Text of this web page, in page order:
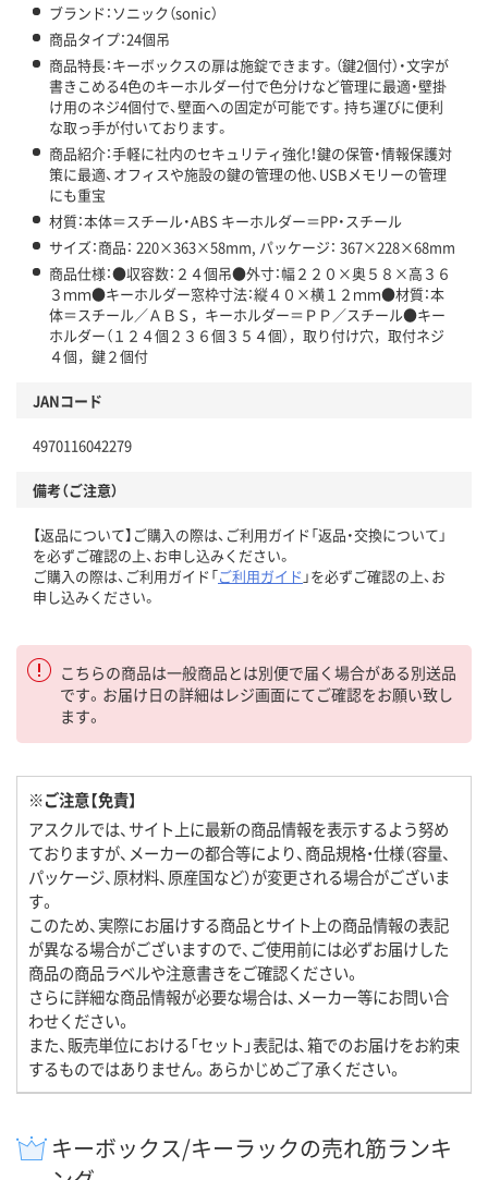
ブランド：ソニック（sonic）
商品タイプ：24個吊
商品特長：キーボックスの扉は施錠できます。（鍵2個付）・文字が
書きこめる4色のキーホルダー付で色分けなど管理に最適・壁掛
け用のネジ4個付で、壁面への固定が可能です。持ち運びに便利
な取っ手が付いております。
商品紹介：手軽に社内のセキュリティ強化！鍵の保管・情報保護対
策に最適、オフィスや施設の鍵の管理の他、USBメモリーの管理
にも重宝
材質：本体＝スチール・ABS キーホルダー＝PP・スチール
サイズ：商品： 220×363×58mm, パッケージ： 367×228×68mm
商品仕様：●収容数：２４個吊●外寸：幅２２０×奥５８×高３６
３ｍｍ●キーホルダー窓枠寸法：縦４０×横１２ｍｍ●材質：本
体＝スチール／ＡＢＳ，キーホルダー＝ＰＰ／スチール●キー
ホルダー（１２４個２３６個３５４個），取り付け穴，取付ネジ
４個，鍵２個付
JANコード
4970116042279
備考（ご注意）
【返品について】ご購入の際は、ご利用ガイド「返品・交換について」
を必ずご確認の上、お申し込みください。
ご購入の際は、ご利用ガイド「ご利用ガイド 」を必ずご確認の上、お
申し込みください。
こちらの商品は一般商品とは別便で届く場合がある別送品
です。お届け日の詳細はレジ画面にてご確認をお願い致し
ます。
※ご注意【免責】
アスクルでは、サイト上に最新の商品情報を表示するよう努め
ておりますが、メーカーの都合等により、商品規格・仕様（容量、
パッケージ、原材料、原産国など）が変更される場合がございま
す。
このため、実際にお届けする商品とサイト上の商品情報の表記
が異なる場合がございますので、ご使用前には必ずお届けした
商品の商品ラベルや注意書きをご確認ください。
さらに詳細な商品情報が必要な場合は、メーカー等にお問い合
わせください。
また、販売単位における「セット」表記は、箱でのお届けをお約束
するものではありません。あらかじめご了承ください。
キーボックス/キーラックの売れ筋ランキ